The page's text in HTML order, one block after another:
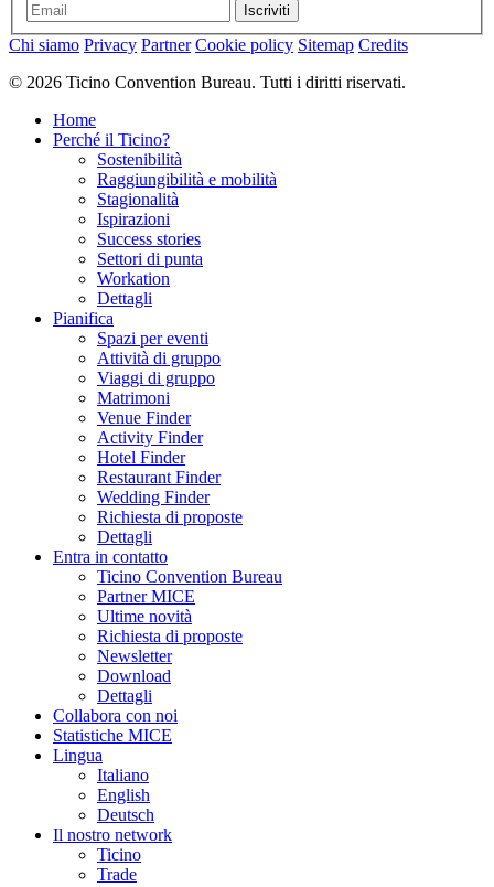
Iscriviti
Chi siamo Privacy Partner Cookie policy Sitemap Credits
© 2026 Ticino Convention Bureau. Tutti i diritti riservati.
Home
Perché il Ticino?
Sostenibilità
Raggiungibilità e mobilità
Stagionalità
Ispirazioni
Success stories
Settori di punta
Workation
Dettagli
Pianifica
Spazi per eventi
Attività di gruppo
Viaggi di gruppo
Matrimoni
Venue Finder
Activity Finder
Hotel Finder
Restaurant Finder
Wedding Finder
Richiesta di proposte
Dettagli
Entra in contatto
Ticino Convention Bureau
Partner MICE
Ultime novità
Richiesta di proposte
Newsletter
Download
Dettagli
Collabora con noi
Statistiche MICE
Lingua
Italiano
English
Deutsch
Il nostro network
Ticino
Trade